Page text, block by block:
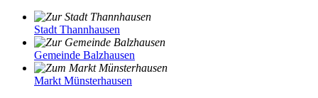
Stadt Thannhausen
Gemeinde Balzhausen
Markt Münsterhausen